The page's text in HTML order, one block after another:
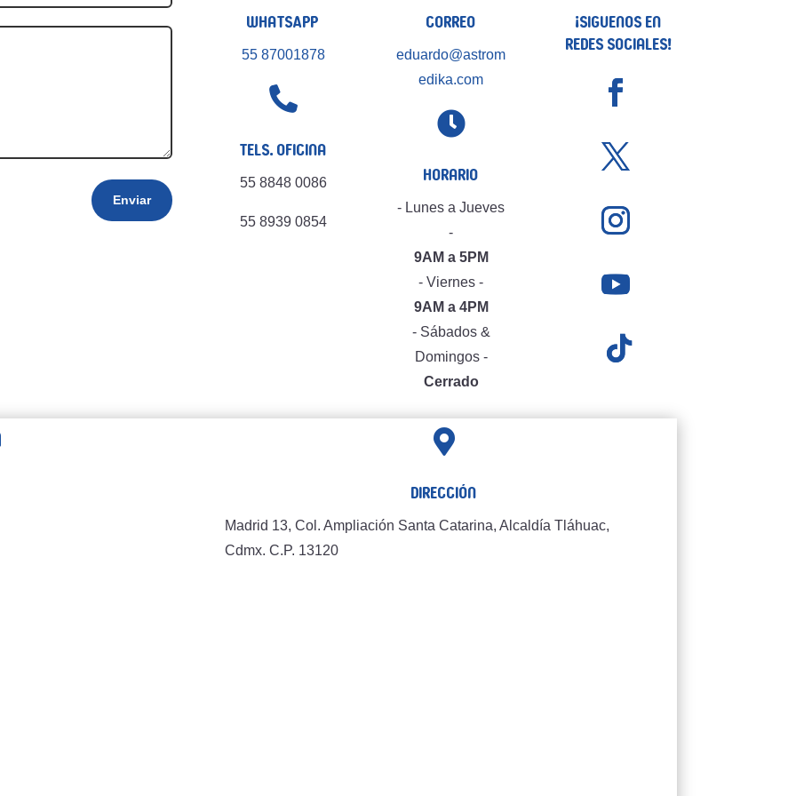
Enviar
WhatsApp
55 87001878

Tels. Oficina
55 8848 0086
55 8939 0854
Correo
eduardo@astrom
edika.com

Horario
- Lunes a Jueves
-
9AM a 5PM
- Viernes -
9AM a 4PM
- Sábados &
Domingos -
Cerrado
¡Siguenos en
Redes Sociales!

Dirección
Madrid 13, Col. Ampliación Santa Catarina, Alcaldía Tláhuac,
Cdmx. C.P. 13120